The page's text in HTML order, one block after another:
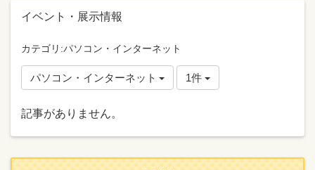
イベント・展示情報
カテゴリ:パソコン・インターネット
パソコン・インターネット 1件
記事がありません。